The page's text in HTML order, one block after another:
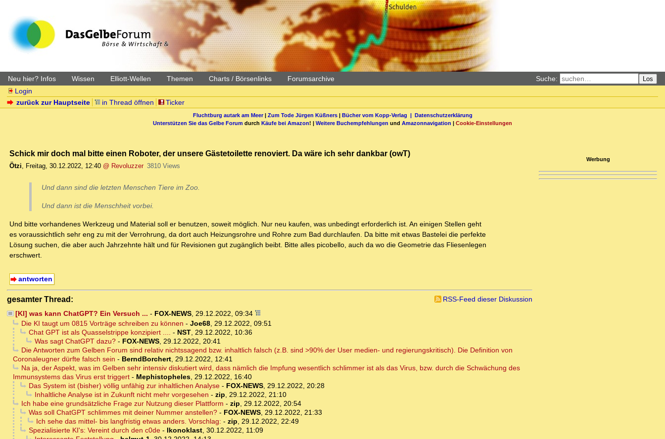
Neu hier? Infos Wissen Elliott-Wellen Themen Charts / Börsenlinks Forumsarchive Suche: Los
Login
zurück zur Hauptseite
in Thread öffnen Ticker
Fluchtburg autark am Meer| Zum Tode Jürgen Küßners| Bücher vom Kopp-Verlag | Datenschutzerklärung
Unterstützen Sie das Gelbe Forum durch Käufe bei Amazon! | Weitere Buchempfehlungen und Amazonnavigation | Cookie-Einstellungen
Schick mir doch mal bitte einen Roboter, der unsere Gästetoilette renoviert. Da wäre ich sehr dankbar (owT)
Ötzi, Freitag, 30.12.2022, 12:40 @ Revoluzzer 3810 Views
Und dann sind die letzten Menschen Tiere im Zoo.
Und dann ist die Menschheit vorbei.
Und bitte vorhandenes Werkzeug und Material soll er benutzen, soweit möglich. Nur neu kaufen, was unbedingt erforderlich ist. An einigen Stellen geht
es voraussichtlich sehr eng zu mit der Verrohrung, da dort auch Heizungsrohre und Rohre zum Bad durchlaufen. Da bitte mit etwas Bastelei die perfekte
Lösung suchen, die aber auch Jahrzehnte hält und für Revisionen gut zugänglich beibt. Bitte alles picobello, auch da wo die Geometrie das Fliesenlegen
erschwert.
antworten
gesamter Thread:
RSS-Feed dieser Diskussion
[KI] was kann ChatGPT? Ein Versuch ... - FOX-NEWS, 29.12.2022, 09:34
Die KI taugt um 0815 Vorträge schreiben zu können - Joe68, 29.12.2022, 09:51
Chat GPT ist als Quasselstrippe konzipiert .... - NST, 29.12.2022, 10:36
Was sagt ChatGPT dazu?- FOX-NEWS, 29.12.2022, 20:41
Die Antworten zum Gelben Forum sind relativ nichtssagend bzw. inhaltlich falsch (z.B. sind >90% der User medien- und regierungskritisch). Die Definition von
Coronaleugner dürfte falsch sein - BerndBorchert, 29.12.2022, 12:41
Na ja, der Aspekt, was im Gelben sehr intensiv diskutiert wird, dass nämlich die Impfung wesentlich schlimmer ist als das Virus, bzw. durch die Schwächung des
Immunsystems das Virus erst triggert - Mephistopheles, 29.12.2022, 16:40
Das System ist (bisher) völlig unfähig zur inhaltlichen Analyse- FOX-NEWS, 29.12.2022, 20:28
Inhaltliche Analyse ist in Zukunft nicht mehr vorgesehen - zip, 29.12.2022, 21:10
Ich habe eine grundsätzliche Frage zur Nutzung dieser Plattform - zip, 29.12.2022, 20:54
Was soll ChatGPT schlimmes mit deiner Nummer anstellen?- FOX-NEWS, 29.12.2022, 21:33
Ich sehe das mittel- bis langfristig etwas anders. Vorschlag: - zip, 29.12.2022, 22:49
Spezialisierte KI's: Vereint durch den c0de- Ikonoklast, 30.12.2022, 11:09
Werbung